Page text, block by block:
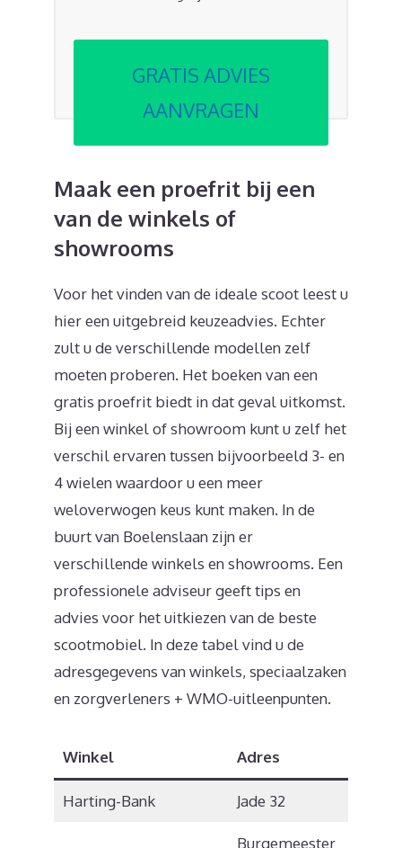
GRATIS ADVIES
AANVRAGEN
Maak een proefrit bij een
van de winkels of
showrooms
Voor het vinden van de ideale scoot leest u
hier een uitgebreid keuzeadvies. Echter
zult u de verschillende modellen zelf
moeten proberen. Het boeken van een
gratis proefrit biedt in dat geval uitkomst.
Bij een winkel of showroom kunt u zelf het
verschil ervaren tussen bijvoorbeeld 3- en
4 wielen waardoor u een meer
weloverwogen keus kunt maken. In de
buurt van Boelenslaan zijn er
verschillende winkels en showrooms. Een
professionele adviseur geeft tips en
advies voor het uitkiezen van de beste
scootmobiel. In deze tabel vind u de
adresgegevens van winkels, speciaalzaken
en zorgverleners + WMO-uitleenpunten.
Winkel Adres
Harting-Bank Jade 32
Burgemeester